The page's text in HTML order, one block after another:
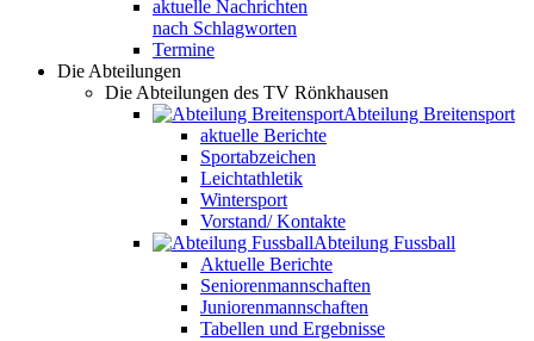
aktuelle Nachrichten
nach Schlagworten
Termine
Die Abteilungen
Die Abteilungen des TV Rönkhausen
Abteilung Breitensport
aktuelle Berichte
Sportabzeichen
Leichtathletik
Wintersport
Vorstand/ Kontakte
Abteilung Fussball
Aktuelle Berichte
Seniorenmannschaften
Juniorenmannschaften
Tabellen und Ergebnisse